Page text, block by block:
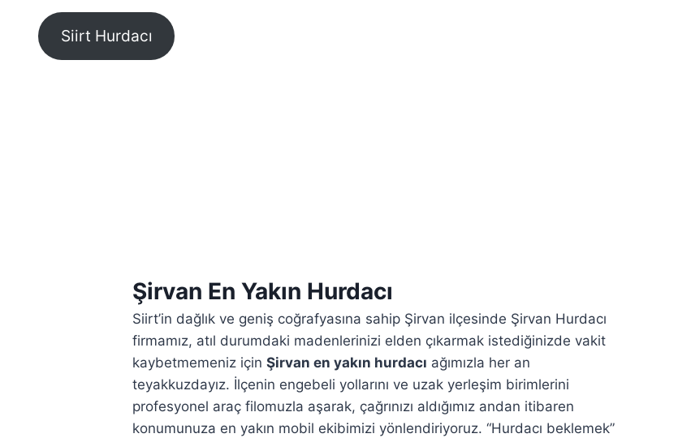
Siirt Hurdacı
Şirvan En Yakın Hurdacı
Siirt’in dağlık ve geniş coğrafyasına sahip Şirvan ilçesinde Şirvan Hurdacı
firmamız, atıl durumdaki madenlerinizi elden çıkarmak istediğinizde vakit
kaybetmemeniz için Şirvan en yakın hurdacı ağımızla her an
teyakkuzdayız. İlçenin engebeli yollarını ve uzak yerleşim birimlerini
profesyonel araç filomuzla aşarak, çağrınızı aldığımız andan itibaren
konumunuza en yakın mobil ekibimizi yönlendiriyoruz. “Hurdacı beklemek”